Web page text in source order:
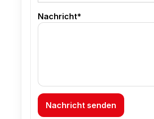
Nachricht*
Nachricht senden